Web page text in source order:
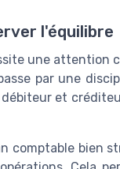
l'équilibre
une attention
par une
et
comptable bien